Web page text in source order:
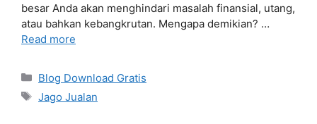
besar Anda akan menghindari masalah finansial, utang,
atau bahkan kebangkrutan. Mengapa demikian? …
Read more
Categories
Blog Download Gratis
Tags
Jago Jualan